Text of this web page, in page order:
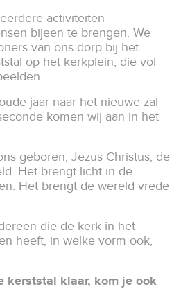
activiteiten
bijeen te brengen. We
van ons dorp bij het
op het kerkplein, die vol
jaar naar het nieuwe zal
komen wij aan in het
geboren, Jezus Christus, de
Het brengt licht in de
Het brengt de wereld vrede
die de kerk in het
heeft, in welke vorm ook,
kerststal klaar, kom je ook